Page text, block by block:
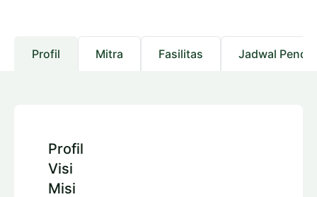
Profil Mitra Fasilitas Jadwal
Profil
Visi
Misi